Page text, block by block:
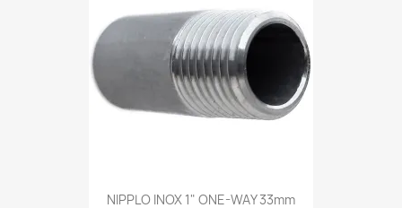
NIPPLO INOX 1" ONE-WAY 33mm